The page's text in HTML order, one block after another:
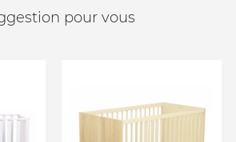
pour vous